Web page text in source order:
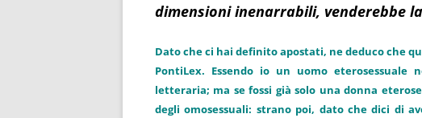
dimensioni inenarrabili, venderebbe
Dato che ci hai definito apostati, ne deduco che
PontiLex. Essendo io un uomo
letteraria; ma se fossi già solo una donna
degli omosessuali: strano poi, dato che dici di